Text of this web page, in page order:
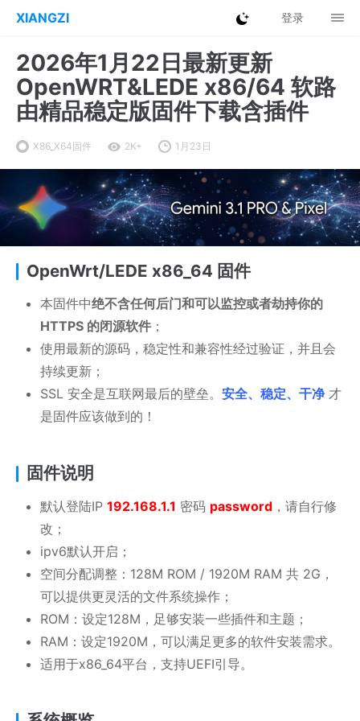
XIANGZI 登录
2026年1月22日最新更新
OpenWRT&LEDE x86/64 软路
由精品稳定版固件下载含插件
X86_X64固件 2K+ 1月23日
OpenWrt/LEDE x86_64 固件
本固件中绝不含任何后门和可以监控或者劫持你的
HTTPS 的闭源软件 ；
使用最新的源码，稳定性和兼容性经过验证，并且会
持续更新；
SSL 安全是互联网最后的壁垒。 安全、稳定、干净 才
是固件应该做到的！
固件说明
默认登陆IP 192.168.1.1 密码 password ，请自行修
改；
ipv6默认开启；
空间分配调整：128M ROM / 1920M RAM 共 2G，
可以提供更灵活的文件系统操作；
ROM：设定128M，足够安装一些插件和主题；
RAM：设定1920M，可以满足更多的软件安装需求。
适用于x86_64平台，支持UEFI引导。